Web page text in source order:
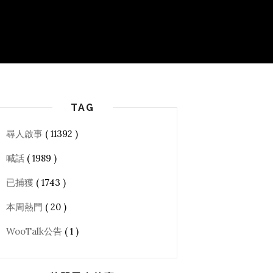
TAG
尋人啟事 ( 11392 )
喊話 ( 1989 )
已捕獲 ( 1743 )
本周熱門 ( 20 )
WooTalk公告 ( 1 )